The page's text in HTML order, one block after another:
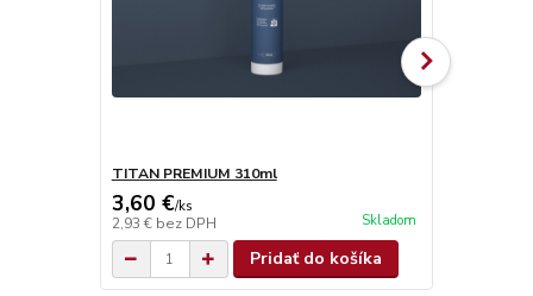
TITAN PREMIUM 310ml
3,60 €/ks
2,93 € bez DPH Skladom
Pridať do košíka